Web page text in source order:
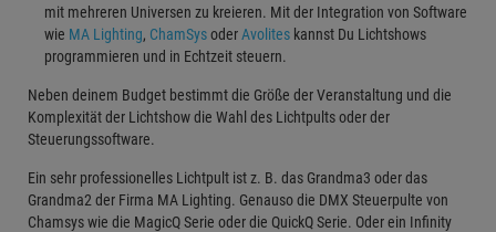
mit mehreren Universen zu kreieren. Mit der Integration von Software
wie MA Lighting, ChamSysoderAvolites kannst Du Lichtshows
programmieren und in Echtzeit steuern.
Neben deinem Budget bestimmt die Größe der Veranstaltung und die
Komplexität der Lichtshow die Wahl des Lichtpults oder der
Steuerungssoftware.
Ein sehr professionelles Lichtpult ist z. B. das Grandma3 oder das
Grandma2 der Firma MA Lighting. Genauso die DMX Steuerpulte von
Chamsys wie die MagicQ Serie oder die QuickQ Serie. Oder ein Infinity